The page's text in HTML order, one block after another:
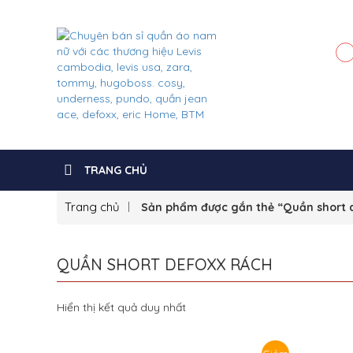
TRANG CHỦ
Trang chủ Sản phẩm được gắn thẻ “Quần short
QUẦN SHORT DEFOXX RÁCH
Hiển thị kết quả duy nhất